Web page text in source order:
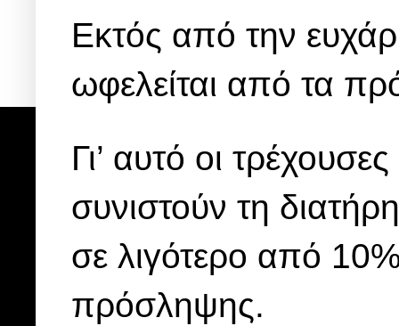
Εκτός από την
ωφελείται από τα
Γι’ αυτό οι
συνιστούν τη
σε λιγότερο από
πρόσληψης.